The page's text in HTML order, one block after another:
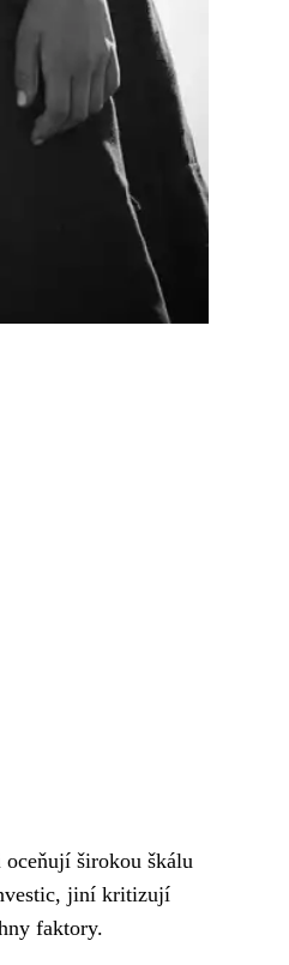
oceňují širokou škálu
jiní kritizují
faktory.